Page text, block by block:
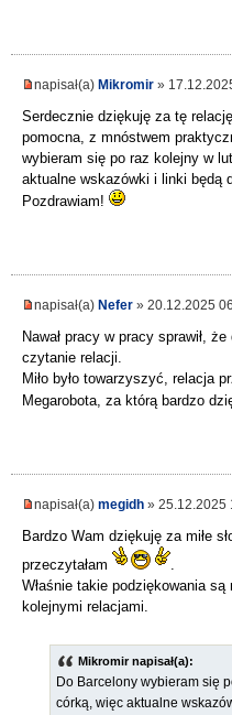
napisał(a) Mikromir »
Serdecznie dziękuję za tę
pomocna, z mnóstwem
wybieram się po raz kolejny w
aktualne wskazówki i linki będą
Pozdrawiam!
napisał(a) Nefer » 20.12.2025
Nawał pracy w pracy sprawił,
czytanie relacji.
Miło było towarzyszyć, relacja
Megarobota, za którą bardzo
napisał(a) megidh » 25.12.2025
Bardzo Wam dziękuję za miłe
przeczytałam
.
Właśnie takie podziękowania
kolejnymi relacjami.
Mikromir napisał(a):
Do Barcelony wybieram się
córką, więc aktualne